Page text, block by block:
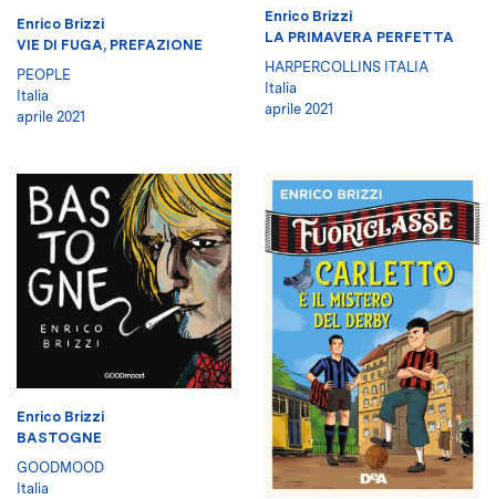
Enrico Brizzi
VIE DI FUGA, PREFAZIONE
PEOPLE
Italia
aprile 2021
Enrico Brizzi
LA PRIMAVERA PERFETTA
HARPERCOLLINS ITALIA
Italia
aprile 2021
Enrico Brizzi
BASTOGNE
GOODMOOD
Italia